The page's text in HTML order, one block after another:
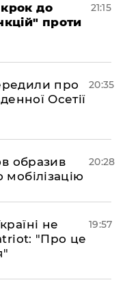
до
проти
21:15
про
Осетії
20:35
образив
20:28
не
"Про це
19:57